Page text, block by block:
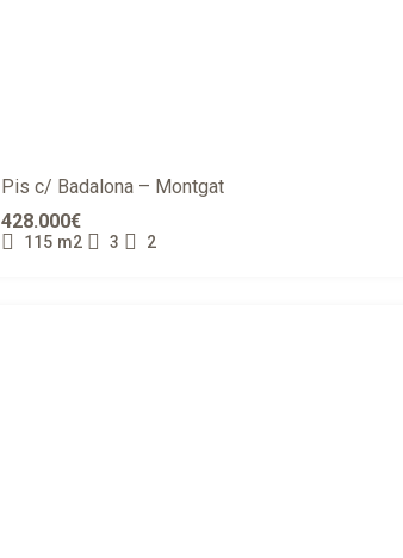
Pis c/ Badalona – Montgat
428.000€
115 m2 3 2